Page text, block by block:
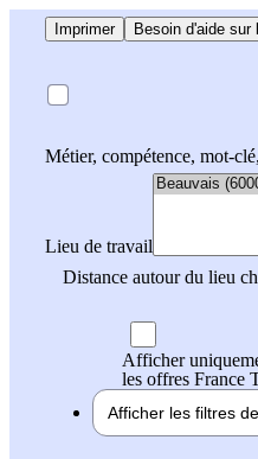
Imprimer Besoin d'aide sur
Métier, compétence, mot-
Lieu de travail
Distance autour du lieu
Afficher
les offres France
Afficher les filtres de